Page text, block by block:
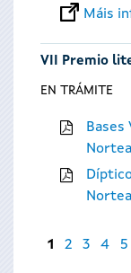
Máis
VII Premio
EN TRÁMITE
Bases
Páxinas
1 2 3 4 5